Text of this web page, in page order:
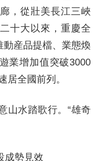
，從壯美長江三峽
十大以來，重慶全
動産品提檔、業態煥
業增加值突破3000
居全國前列。
水踏歌行。“雄奇
勢見效